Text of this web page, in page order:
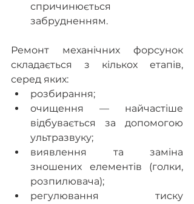
спричинюється
забрудненням.
Ремонт механічних форсунок
складається з кількох етапів,
серед яких:
розбирання;
очищення — найчастіше
відбувається за допомогою
ультразвуку;
виявлення та заміна
зношених елементів (голки,
розпилювача);
регулювання тиску